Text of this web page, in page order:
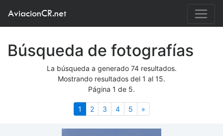
AviacionCR.net
Búsqueda de fotografías
La búsqueda a generado 74 resultados.
Mostrando resultados del 1 al 15.
Página 1 de 5.
1 (actual)
2 3 4 5 »Siguiente